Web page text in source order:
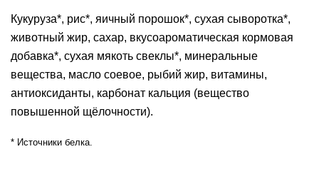
Кукуруза*, рис*, яичный порошок*, сухая сыворотка*,
животный жир, сахар, вкусоароматическая кормовая
добавка*, сухая мякоть свеклы*, минеральные
вещества, масло соевое, рыбий жир, витамины,
антиоксиданты, карбонат кальция (вещество
повышенной щёлочности).
* Источники белка.